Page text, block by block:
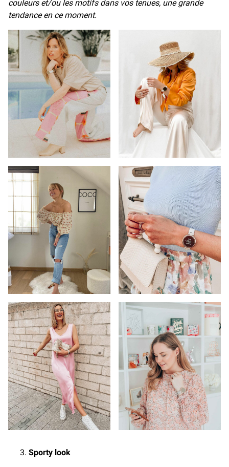
couleurs et/ou les motifs dans vos tenues, une grande
tendance en ce moment.
Sporty look